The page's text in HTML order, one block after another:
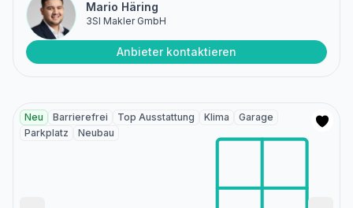
Mario Häring
3SI Makler GmbH
Anbieter kontaktieren
Neu Barrierefrei Top Ausstattung Klima
Garage
Parkplatz
Neubau